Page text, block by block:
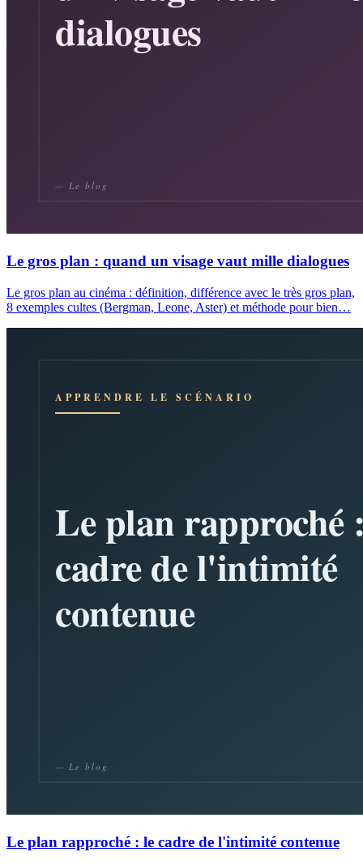
Le gros plan : quand un visage vaut mille dialogues
Le gros plan au cinéma : définition, différence avec le très gros plan,
8 exemples cultes (Bergman, Leone, Aster) et méthode pour bien…
Le plan rapproché : le cadre de l'intimité contenue